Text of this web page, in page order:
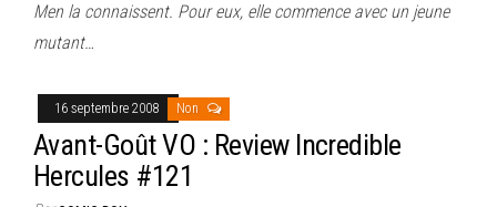
Men la connaissent. Pour eux, elle commence avec un jeune
mutant…
16 septembre 2008 Non
Avant-Goût VO : Review Incredible
Hercules #121